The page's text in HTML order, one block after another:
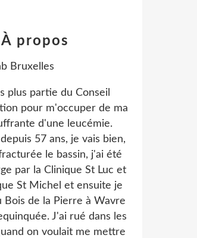
À propos
plus partie du Conseil
pour m'occuper de ma
d'une leucémie.
57 ans, je vais bien,
le bassin, j'ai été
par la Clinique St Luc et
St Michel et ensuite je
Bois de la Pierre à Wavre
J'ai rué dans les
on voulait me mettre